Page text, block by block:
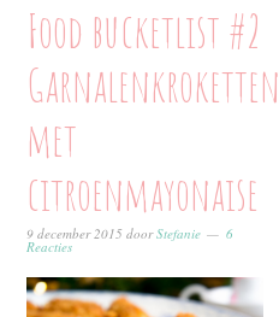
Food bucketlist #2
Garnalenkroketten
met
citroenmayonaise
9 december 2015 doorStefanie 6
Reacties